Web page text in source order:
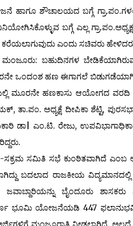
ಶೌಚಾಲಯದ ಬಗ್ಗೆ ಗ್ರಾ.ಪಂ.ಗಳಲ್ಲಿ
ಬಗ್ಗೆ ಎಲ್ಲ
ಎಂದು ಸಚಿವರು
ಬಹುದಿನಗಳ ಬೇಡಿಕೆಯಾಗಿರುವ
ಒಂದಂಶ ಹಣ ಈಗಾಗಲೆ
ಮೂರನೇ ಹಣಕಾಸು ಆಯೋಗದ ವರದಿ
ತಾ.ಪಂ. ಅಧ್ಯಕ್ಷೆ ದೀಪಿಕಾ ಶೆಟ್ಟಿ,
ಡಾ| ಎಂ.ಟಿ. ರೇಜು,
ಸಮಿತಿ ಸಭೆ ಕುಂಠಿತವಾಗಿದೆ ಎಂಬ ಅಂಶ
ಬದಲಾದ ರಾಜಕೀಯ
ಬೈಂದೂರು
ಭೂಮಿ ಯೋಜನೆಯಡಿ 447
ಅರ್ಜಿಗಳಿಗೆ ಮಂಜೂರಾತಿ ನೀಡಲಾಗಿದೆ.